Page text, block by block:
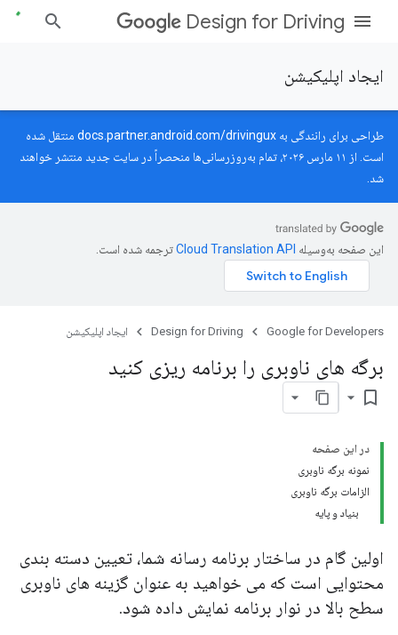
Design for Driving
ایجاد اپلیکیشن
طراحی برای رانندگی به docs.partner.android.com/drivingux منتقل شده
است. از ۱۱ مارس ۲۰۲۶، تمام به‌روزرسانی‌ها منحصراً در سایت جدید منتشر خواهند
شد.
این صفحه به‌وسیله ترجمه شده است.
Google for Developers
Design for Driving ایجاد اپلیکیشن
برگه های ناوبری را برنامه ریزی کنید
bookmark_border
در این صفحه
نمونه برگه ناوبری
الزامات برگه ناوبری
بنیاد و پایه
اولین گام در ساختار برنامه رسانه شما، تعیین دسته بندی
محتوایی است که می خواهید به عنوان گزینه های ناوبری
سطح بالا در نوار برنامه نمایش داده شود.